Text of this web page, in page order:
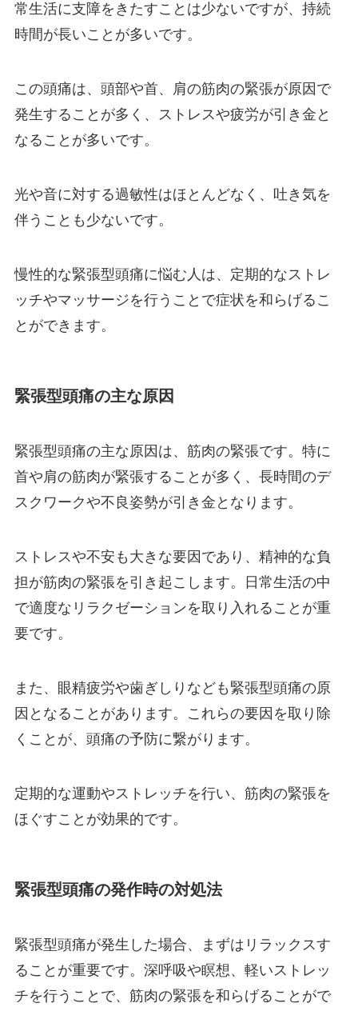
常生活に支障をきたすことは少ないですが、持続
時間が長いことが多いです。
この頭痛は、頭部や首、肩の筋肉の緊張が原因で
発生することが多く、ストレスや疲労が引き金と
なることが多いです。
光や音に対する過敏性はほとんどなく、吐き気を
伴うことも少ないです。
慢性的な緊張型頭痛に悩む人は、定期的なストレ
ッチやマッサージを行うことで症状を和らげるこ
とができます。
緊張型頭痛の主な原因
緊張型頭痛の主な原因は、筋肉の緊張です。特に
首や肩の筋肉が緊張することが多く、長時間のデ
スクワークや不良姿勢が引き金となります。
ストレスや不安も大きな要因であり、精神的な負
担が筋肉の緊張を引き起こします。日常生活の中
で適度なリラクゼーションを取り入れることが重
要です。
また、眼精疲労や歯ぎしりなども緊張型頭痛の原
因となることがあります。これらの要因を取り除
くことが、頭痛の予防に繋がります。
定期的な運動やストレッチを行い、筋肉の緊張を
ほぐすことが効果的です。
緊張型頭痛の発作時の対処法
緊張型頭痛が発生した場合、まずはリラックスす
ることが重要です。深呼吸や瞑想、軽いストレッ
チを行うことで、筋肉の緊張を和らげることがで